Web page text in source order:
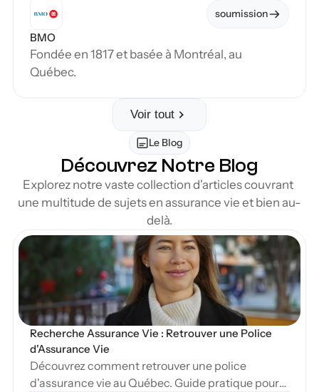
soumission
BMO
Fondée en 1817 et basée à Montréal, au
Québec.
Voir tout
Le Blog
Découvrez Notre Blog
Explorez notre vaste collection d'articles couvrant
une multitude de sujets en assurance vie et bien au-
delà.
Blog
Recherche Assurance Vie : Retrouver une Police
d'Assurance Vie
Découvrez comment retrouver une police
d'assurance vie au Québec. Guide pratique pour